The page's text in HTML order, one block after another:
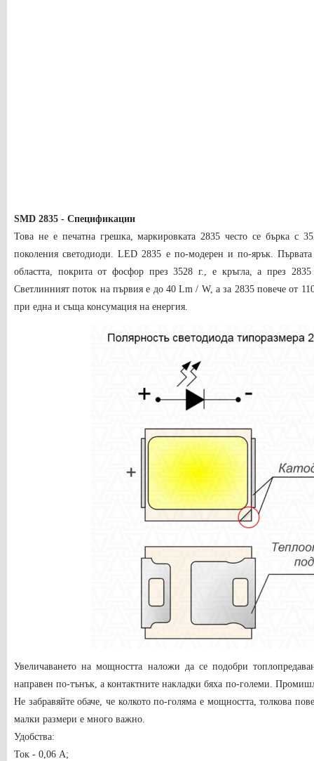
SMD 2835 - Спецификации
Това не е печатна грешка, маркировката 2835 често се бърка с
поколения светодиоди. LED 2835 е по-модерен и по-ярък.
областта, покрита от фосфор през 3528 г., е кръгла, а през
Светлинният поток на първия е до 40 Lm / W, а за 2835 повече от
при една и съща консумация на енергия.
Увеличаването на мощността наложи да се подобри
направен по-тънък, а контактните накладки бяха по-големи.
Не забравяйте обаче, че колкото по-голяма е мощността, толкова
малки размери е много важно.
Удобства:
Ток - 0,06 A;